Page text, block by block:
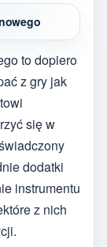
to dopiero
z gry jak
się w
dodatki
instrumentu
z nich